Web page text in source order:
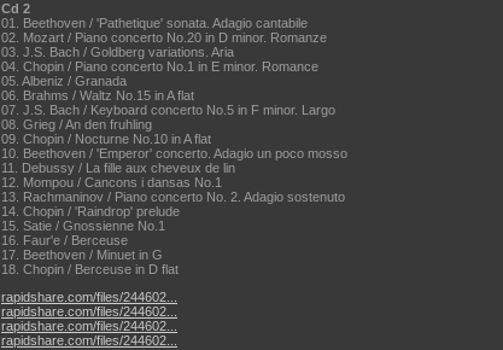
Cd 2
01. Beethoven / 'Pathetique' sonata. Adagio cantabile
02. Mozart / Piano concerto No.20 in D minor. Romanze
03. J.S. Bach / Goldberg variations. Aria
04. Chopin / Piano concerto No.1 in E minor. Romance
05. Albeniz / Granada
06. Brahms / Waltz No.15 in A flat
07. J.S. Bach / Keyboard concerto No.5 in F minor. Largo
08. Grieg / An den fruhling
09. Chopin / Nocturne No.10 in A flat
10. Beethoven / 'Emperor' concerto. Adagio un poco mosso
11. Debussy / La fille aux cheveux de lin
12. Mompou / Cancons i dansas No.1
13. Rachmaninov / Piano concerto No. 2. Adagio sostenuto
14. Chopin / 'Raindrop' prelude
15. Satie / Gnossienne No.1
16. Faur'e / Berceuse
17. Beethoven / Minuet in G
18. Chopin / Berceuse in D flat
rapidshare.com/files/244602...
rapidshare.com/files/244602...
rapidshare.com/files/244602...
rapidshare.com/files/244602...